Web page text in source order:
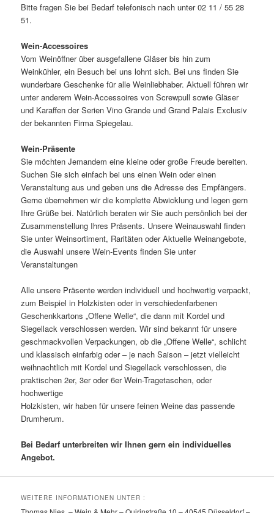
Bitte fragen Sie bei Bedarf telefonisch nach unter 02 11 / 55 28
51.
Wein-Accessoires
Vom Weinöffner über ausgefallene Gläser bis hin zum
Weinkühler, ein Besuch bei uns lohnt sich. Bei uns finden Sie
wunderbare Geschenke für alle Weinliebhaber. Aktuell führen wir
unter anderem Wein-Accessoires von Screwpull sowie Gläser
und Karaffen der Serien Vino Grande und Grand Palais Exclusiv
der bekannten Firma Spiegelau.
Wein-Präsente
Sie möchten Jemandem eine kleine oder große Freude bereiten.
Suchen Sie sich einfach bei uns einen Wein oder einen
Veranstaltung aus und geben uns die Adresse des Empfängers.
Gerne übernehmen wir die komplette Abwicklung und legen gern
Ihre Grüße bei. Natürlich beraten wir Sie auch persönlich bei der
Zusammenstellung Ihres Präsents. Unsere Weinauswahl finden
Sie unter Weinsortiment, Raritäten oder Aktuelle Weinangebote,
die Auswahl unsere Wein-Events finden Sie unter
Veranstaltungen
Alle unsere Präsente werden individuell und hochwertig verpackt,
zum Beispiel in Holzkisten oder in verschiedenfarbenen
Geschenkkartons „Offene Welle“, die dann mit Kordel und
Siegellack verschlossen werden. Wir sind bekannt für unsere
geschmackvollen Verpackungen, ob die „Offene Welle“, schlicht
und klassisch einfarbig oder – je nach Saison – jetzt vielleicht
weihnachtlich mit Kordel und Siegellack verschlossen, die
praktischen 2er, 3er oder 6er Wein-Tragetaschen, oder
hochwertige
Holzkisten, wir haben für unsere feinen Weine das passende
Drumherum.
Bei Bedarf unterbreiten wir Ihnen gern ein individuelles
Angebot.
WEITERE INFORMATIONEN UNTER :